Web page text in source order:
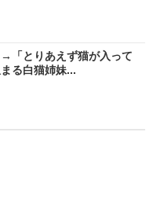
「とりあえず猫が入って
る白猫姉妹...